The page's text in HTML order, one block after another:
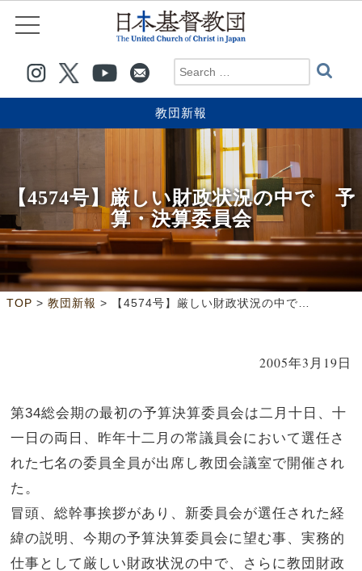
教団新報
【4574号】厳しい財政状況の中で 予
算・決算委員会
TOP > 教団新報 > 【4574号】厳しい財政状況の中で 予算・決算委員会
2005年3月19日
第34総会期の最初の予算決算委員会は二月十日、十
一日の両日、昨年十二月の常議員会において選任さ
れた七名の委員全員が出席し教団会議室で開催され
た。
冒頭、総幹事挨拶があり、新委員会が選任された経
緯の説明、今期の予算決算委員会に望む事、実務的
仕事として厳しい財政状況の中で、さらに教団財政